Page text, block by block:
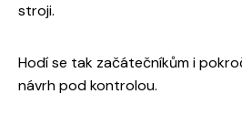
stroji.
Hodí se tak začátečníkům i
návrh pod kontrolou.